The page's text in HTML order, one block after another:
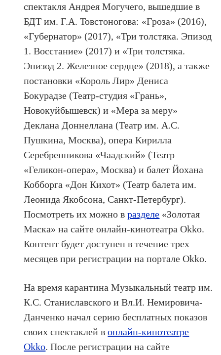
спектакля Андрея Могучего, вышедшие в
БДТ им. Г.А. Товстоногова: «Гроза» (2016),
«Губернатор» (2017), «Три толстяка. Эпизод
1. Восстание» (2017) и «Три толстяка.
Эпизод 2. Железное сердце» (2018), а также
постановки «Король Лир» Дениса
Бокурадзе (Театр-студия «Грань»,
Новокуйбышевск) и «Мера за меру»
Деклана Доннеллана (Театр им. А.С.
Пушкина, Москва), опера Кирилла
Серебренникова «Чаадский» (Театр
«Геликон-опера», Москва) и балет Йохана
Кобборга «Дон Кихот» (Театр балета им.
Леонида Якобсона, Санкт-Петербург).
Посмотреть их можно вразделе «Золотая
Маска» на сайте онлайн-кинотеатра Okko.
Контент будет доступен в течение трех
месяцев при регистрации на портале Okko.
На время карантина Музыкальный театр им.
К.С. Станиславского и Вл.И. Немировича-
Данченко начал серию бесплатных показов
своих спектаклей вонлайн-кинотеатре
Okko. После регистрации на сайте